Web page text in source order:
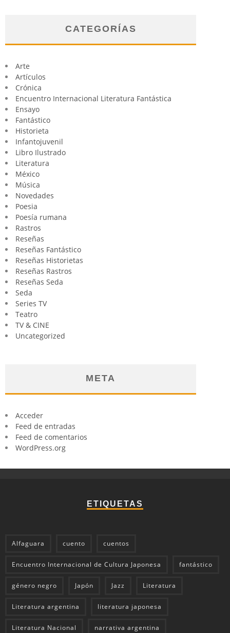
CATEGORÍAS
Arte
Artículos
Crónica
Encuentro Internacional Literatura Fantástica
Ensayo
Fantástico
Historieta
Infantojuvenil
Libro Ilustrado
Literatura
México
Música
Novedades
Poesia
Poesía rumana
Rastros
Reseñas
Reseñas Fantástico
Reseñas Historietas
Reseñas Rastros
Reseñas Seda
Seda
Series TV
Teatro
TV & CINE
Uncategorized
META
Acceder
Feed de entradas
Feed de comentarios
WordPress.org
ETIQUETAS
Alfaguara cuento cuentos
Encuentro Internacional de Cultura Japonesa fantástico
género negro Japón Jazz Literatura
Literatura argentina literatura japonesa
Literatura Nacional narrativa argentina